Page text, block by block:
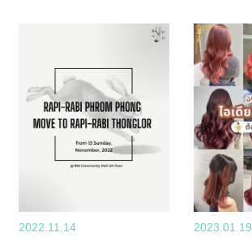
2022.11.14 2023.01.19